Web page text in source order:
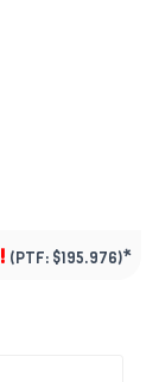
(PTF: $195.976)*